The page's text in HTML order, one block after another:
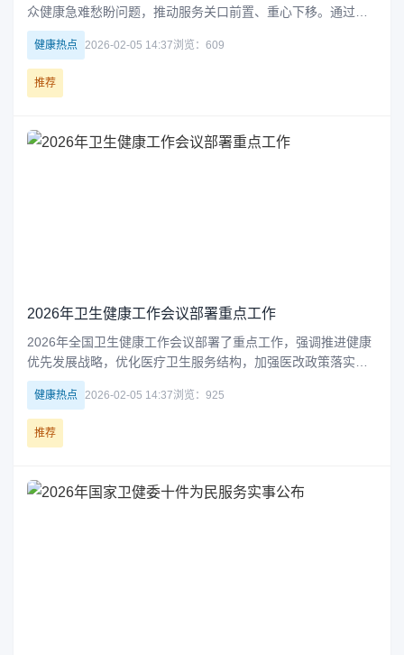
众健康急难愁盼问题，推动服务关口前置、重心下移。通过加
强儿科、精神卫生、基层医疗等薄弱领域建设，提升服务均衡
性和可及性，更好地维护和促进人民健康，确保民生福祉不断
增进。
健康热点 2026-02-05 14:37浏览：609
推荐
2026年卫生健康工作会议部署重点工作
2026年全国卫生健康工作会议部署了重点工作，强调推进健康
优先发展战略，优化医疗卫生服务结构，加强医改政策落实，
实施多项为民服务实事，全面提升卫生健康服务能力与水平，
保障群众健康权益。
健康热点 2026-02-05 14:37浏览：925
推荐